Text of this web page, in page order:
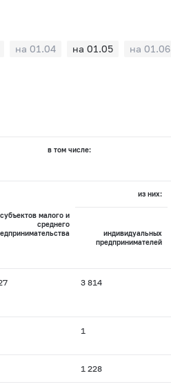
на 01.04 на 01.05 на 01.06
в том числе:
субъектов малого и
среднего
из них:
индивидуальных
предпринимателей
3 814
1
1 228